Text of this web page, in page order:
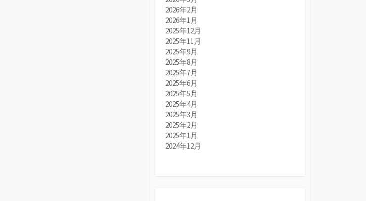
2026年2月
2026年1月
2025年12月
2025年11月
2025年9月
2025年8月
2025年7月
2025年6月
2025年5月
2025年4月
2025年3月
2025年2月
2025年1月
2024年12月